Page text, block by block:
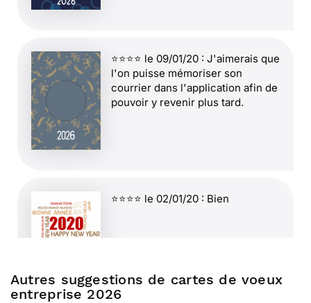
⭐⭐⭐⭐ le 09/01/20 : J'aimerais que
l'on puisse mémoriser son
courrier dans l'application afin de
pouvoir y revenir plus tard.
⭐⭐⭐⭐ le 02/01/20 : Bien
Autres suggestions de cartes de voeux
entreprise 2026